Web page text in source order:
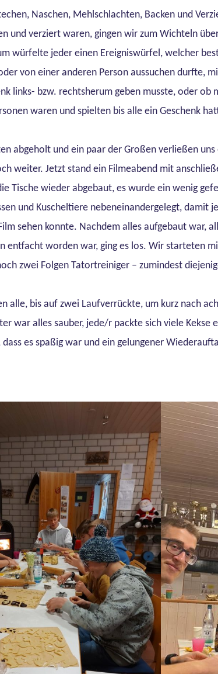
Naschen, Mehlschlachten, Backen und
und verziert waren, gingen wir zum Wichteln
würfelte jeder einen Ereigniswürfel, welcher
von einer anderen Person aussuchen durfte,
links- bzw. rechtsherum geben musste, oder ob
waren und spielten bis alle ein Geschenk
abgeholt und ein paar der Großen verließen
weiter. Jetzt stand ein Filmeabend mit
Tische wieder abgebaut, es wurde ein wenig
und Kuscheltiere nebeneinandergelegt, damit
sehen konnte. Nachdem alles aufgebaut war,
entfacht worden war, ging es los. Wir starteten
zwei Folgen Tatortreiniger – zumindest
alle, bis auf zwei Laufverrückte, um kurz nach
war alles sauber, jede/r packte sich viele Kekse
es spaßig war und ein gelungener